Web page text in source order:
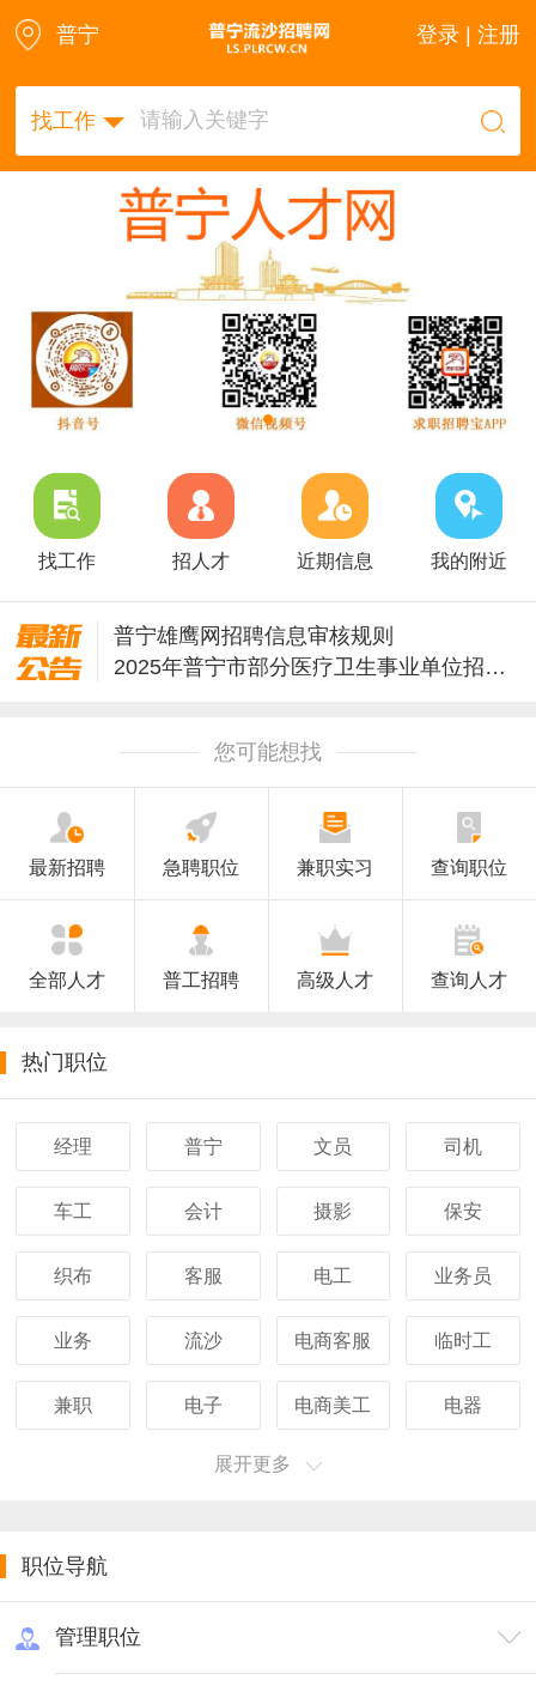
普宁 登录 | 注册
找工作
找工作 招人才 近期信息 我的附近
普宁雄鹰网招聘信息审核规则
2025年普宁市部分医疗卫生事业单位招聘临时聘用制医务人员公告
您可能想找
最新招聘 急聘职位 兼职实习 查询职位
全部人才 普工招聘 高级人才 查询人才
热门职位
经理 普宁 文员 司机
车工 会计 摄影 保安
织布 客服 电工 业务员
业务 流沙 电商客服 临时工
兼职 电子 电商美工 电器
展开更多
职位导航
管理职位